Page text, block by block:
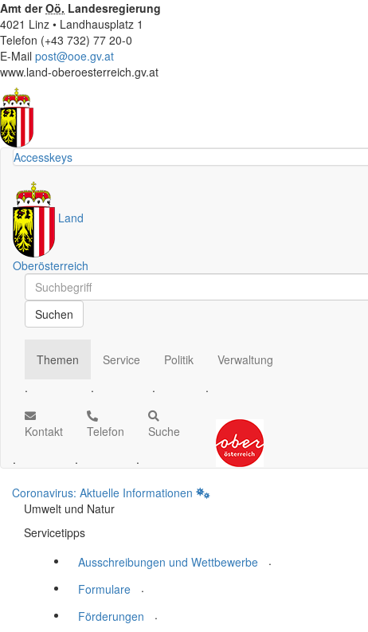
Amt derOö. Landesregierung
4021 Linz • Landhausplatz 1
Telefon (+43 732) 77 20-0
E-Mail post@ooe.gv.at
www.land-oberoesterreich.gv.at
Accesskeys
Land
Oberösterreich
Schnellsuche
Schnellsuche
Suchen
Themen
.
Service
.
Politik
.
Verwaltung
.
Kontakt
.
Telefon
.
Suche
.
Coronavirus: Aktuelle Informationen
Umwelt und Natur
Servicetipps
Ausschreibungen und Wettbewerbe
.
Formulare
.
Förderungen
.